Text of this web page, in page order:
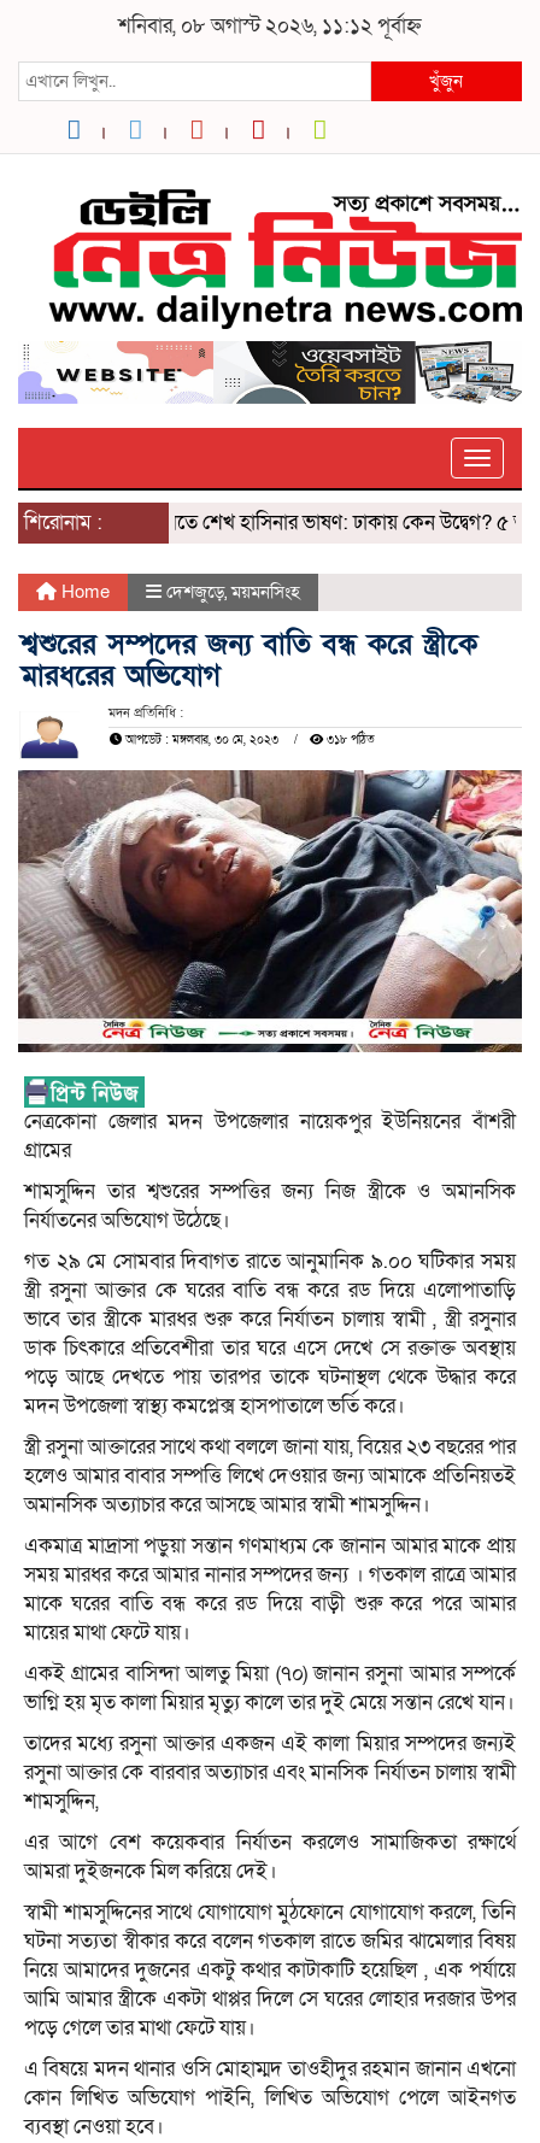
শনিবার, ০৮ অগাস্ট ২০২৬, ১১:১২ পূর্বাহ্ন
খুঁজুন
শিরোনাম :দিল্লিতে শেখ হাসিনার ভাষণ: ঢাকায় কেন উদ্বেগ? ৫
Home দেশজুড়ে,ময়মনসিংহ
শ্বশুরের সম্পদের জন্য বাতি বন্ধ করে স্ত্রীকে
মারধরের অভিযোগ
মদন প্রতিনিধি :
আপডেট : মঙ্গলবার, ৩০ মে, ২০২৩ ৩১৮ পঠিত
নেত্রকোনা জেলার মদন উপজেলার নায়েকপুর ইউনিয়নের বাঁশরী
গ্রামের
শামসুদ্দিন তার শ্বশুরের সম্পত্তির জন্য নিজ স্ত্রীকে ও অমানসিক
নির্যাতনের অভিযোগ উঠেছে।
গত ২৯ মে সোমবার দিবাগত রাতে আনুমানিক ৯.০০ ঘটিকার সময়
স্ত্রী রসুনা আক্তার কে ঘরের বাতি বন্ধ করে রড দিয়ে এলোপাতাড়ি
ভাবে তার স্ত্রীকে মারধর শুরু করে নির্যাতন চালায় স্বামী , স্ত্রী রসুনার
ডাক চিৎকারে প্রতিবেশীরা তার ঘরে এসে দেখে সে রক্তাক্ত অবস্থায়
পড়ে আছে দেখতে পায় তারপর তাকে ঘটনাস্থল থেকে উদ্ধার করে
মদন উপজেলা স্বাস্থ্য কমপ্লেক্স হাসপাতালে ভর্তি করে।
স্ত্রী রসুনা আক্তারের সাথে কথা বললে জানা যায়, বিয়ের ২৩ বছরের পার
হলেও আমার বাবার সম্পত্তি লিখে দেওয়ার জন্য আমাকে প্রতিনিয়তই
অমানসিক অত্যাচার করে আসছে আমার স্বামী শামসুদ্দিন।
একমাত্র মাদ্রাসা পড়ুয়া সন্তান গণমাধ্যম কে জানান আমার মাকে প্রায়
সময় মারধর করে আমার নানার সম্পদের জন্য । গতকাল রাত্রে আমার
মাকে ঘরের বাতি বন্ধ করে রড দিয়ে বাড়ী শুরু করে পরে আমার
মায়ের মাথা ফেটে যায়।
একই গ্রামের বাসিন্দা আলতু মিয়া (৭০) জানান রসুনা আমার সম্পর্কে
ভাগ্নি হয় মৃত কালা মিয়ার মৃত্যু কালে তার দুই মেয়ে সন্তান রেখে যান।
তাদের মধ্যে রসুনা আক্তার একজন এই কালা মিয়ার সম্পদের জন্যই
রসুনা আক্তার কে বারবার অত্যাচার এবং মানসিক নির্যাতন চালায় স্বামী
শামসুদ্দিন,
এর আগে বেশ কয়েকবার নির্যাতন করলেও সামাজিকতা রক্ষার্থে
আমরা দুইজনকে মিল করিয়ে দেই।
স্বামী শামসুদ্দিনের সাথে যোগাযোগ মুঠফোনে যোগাযোগ করলে, তিনি
ঘটনা সত্যতা স্বীকার করে বলেন গতকাল রাতে জমির ঝামেলার বিষয়
নিয়ে আমাদের দুজনের একটু কথার কাটাকাটি হয়েছিল , এক পর্যায়ে
আমি আমার স্ত্রীকে একটা থাপ্পর দিলে সে ঘরের লোহার দরজার উপর
পড়ে গেলে তার মাথা ফেটে যায়।
এ বিষয়ে মদন থানার ওসি মোহাম্মদ তাওহীদুর রহমান জানান এখনো
কোন লিখিত অভিযোগ পাইনি, লিখিত অভিযোগ পেলে আইনগত
ব্যবস্থা নেওয়া হবে।